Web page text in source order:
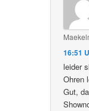
16:51
leider
Ohren
Gut,